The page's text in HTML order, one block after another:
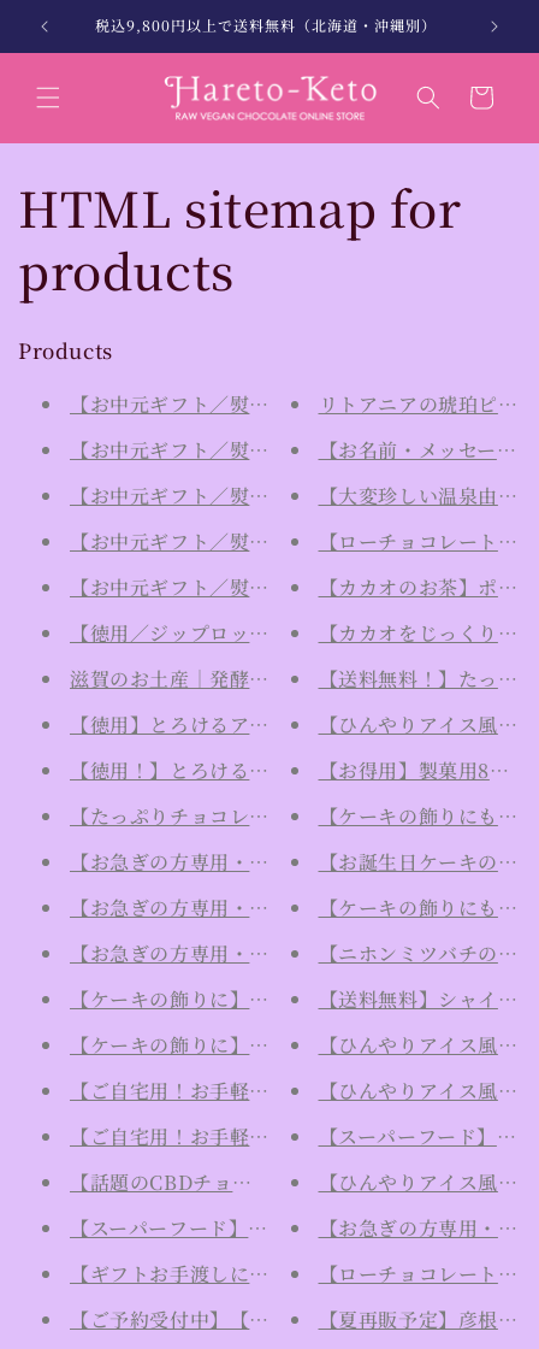
コンテン
ツに進む
税込9,800円以上で送料無料（北海道・沖縄別）
ー
HTML sitemap for
products
Products
【お中元ギフト／熨斗付き専用（お名前備考欄へ
【お中元ギフト／熨斗付き専用（お名前備考欄へ
【お中元ギフト／熨斗付き専用（お名前備考欄へ
【お中元ギフト／熨斗付き専用（お名前備考欄へ
【お中元ギフト／熨斗付き専用（お名前備考欄へ
【徳用／ジップロック入り】ポリフェノールの塊
滋賀のお土産｜発酵ヴィーガン生チョコレート
【徳用】とろけるアイスケーキ風！ファミリーパ
【徳用！】とろけるアイスケーキ風！ファミリー
【たっぷりチョコレートを味わえる】ローチョコ
【お急ぎの方専用・日時指定不可】【ひんやりア
【お急ぎの方専用・日時指定不可】【ひんやりア
【お急ぎの方専用・日時指定不可】【ひんやりア
【ケーキの飾りに】孔雀のカラフルローチョコレ
【ケーキの飾りに】寄り沿うお月様の陰陽カラフ
【ご自宅用！お手軽ギフト！】オトナのローチョ
【ご自宅用！お手軽ギフト！】甘めなローチョコ
【話題のCBDチョコレート】"カカオエリクサー"
【スーパーフード】ローカカオニブの量り売り10g
【ギフトお手渡しに】手提げの紙袋（大・中・小）
【ご予約受付中】【夏限定のひんやりアイスケ
リトアニアの琥珀ピア
【お名前・メッセージ
【大変珍しい温泉由
【ローチョコレートの
【カカオのお茶】ポリ
【カカオをじっくり
【送料無料！】たっぷ
【ひんやりアイス風
【お得用】製菓用84
【ケーキの飾りにもお
【お誕生日ケーキの
【ケーキの飾りにもお
【ニホンミツバチの
【送料無料】シャイ
【ひんやりアイス風
【ひんやりアイス風
【スーパーフード】ポ
【ひんやりアイス風
【お急ぎの方専用・
【ローチョコレートの
【夏再販予定】彦根リ